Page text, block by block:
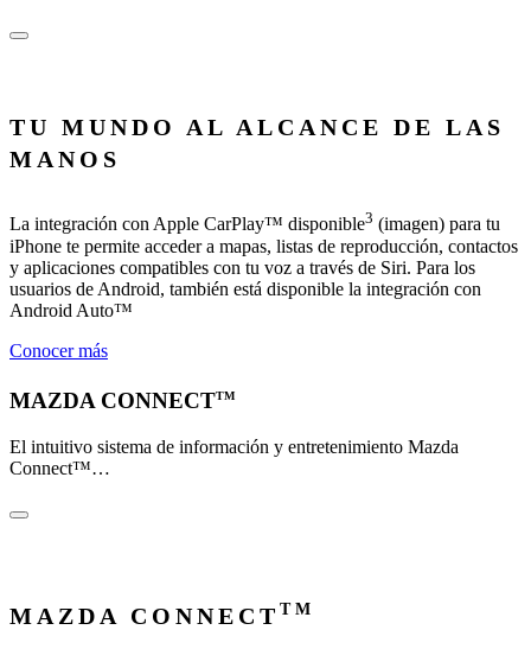
TU MUNDO AL ALCANCE DE LAS
MANOS
La integración con Apple CarPlay™ disponible3 (imagen) para tu
iPhone te permite acceder a mapas, listas de reproducción, contactos
y aplicaciones compatibles con tu voz a través de Siri. Para los
usuarios de Android, también está disponible la integración con
Android Auto™
Conocer más
MAZDA CONNECTTM
El intuitivo sistema de información y entretenimiento Mazda
Connect™…
MAZDA CONNECT TM